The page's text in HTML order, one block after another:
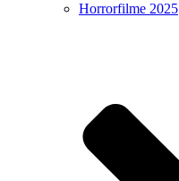
Horrorfilme 2025